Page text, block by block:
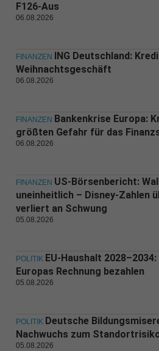
F126-Aus
06.08.2026
FINANZEN
ING Deutschland:
Weihnachtsgeschäft
06.08.2026
FINANZEN Bankenkrise Europa:
größten Gefahr für das
06.08.2026
FINANZEN US-Börsenbericht:
uneinheitlich – Disney-Zahlen
verliert an Schwung
05.08.2026
POLITIK EU-Haushalt
Europas Rechnung bezahlen
05.08.2026
POLITIK Deutsche
Nachwuchs zum
05.08.2026